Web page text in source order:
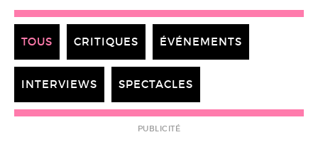
TOUS CRITIQUES ÉVÉNEMENTS
INTERVIEWS SPECTACLES
PUBLICITÉ